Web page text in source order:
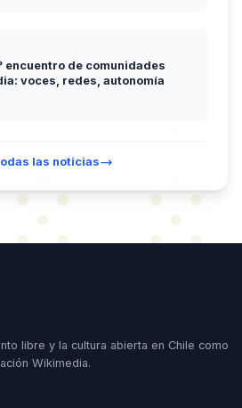
encuentro de comunidades
voces, redes, autonomía
las noticias
libre y la cultura abierta en Chile como
Wikimedia.